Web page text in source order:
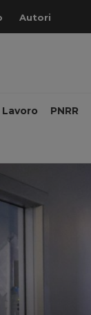
Autori
Lavoro PNRR